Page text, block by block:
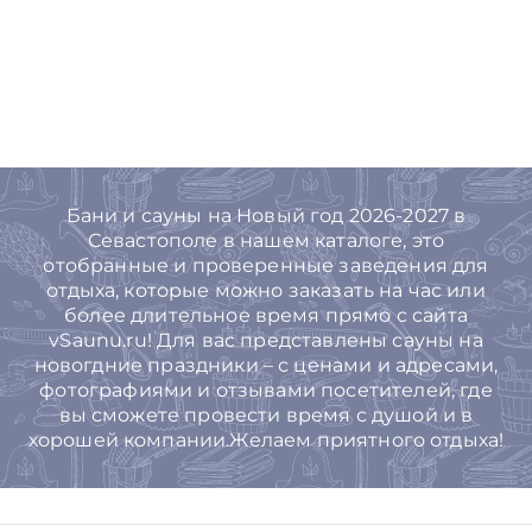
Бани и сауны на Новый год 2026-2027 в
Севастополе в нашем каталоге, это
отобранные и проверенные заведения для
отдыха, которые можно заказать на час или
более длительное время прямо с сайта
vSaunu.ru! Для вас представлены сауны на
новогдние праздники – с ценами и адресами,
фотографиями и отзывами посетителей, где
вы сможете провести время с душой и в
хорошей компании.Желаем приятного отдыха!